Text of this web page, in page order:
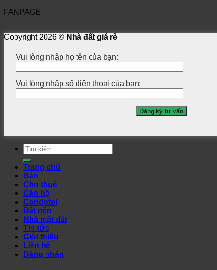
FANPAGE
Copyright 2026 © Nhà đất giá rẻ
Vui lòng nhập họ tên của bạn:
Vui lòng nhập số điện thoại của bạn:
Tìm
kiếm:
Trang chủ
Bán
Cho thuê
Căn hộ
Condotel
Đất nền
Nhà mặt đất
Tin tức
Giới thiệu
Liên hệ
Đăng nhập